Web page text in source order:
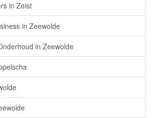
in Zeist
in Zeewolde
in Zeewolde